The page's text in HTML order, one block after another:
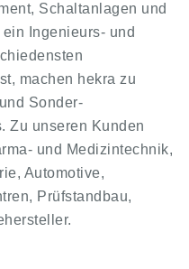
Schaltanlagen und
Ingenieurs- und
machen hekra zu
Sonder-
Zu unseren Kunden
und Medizintechnik,
Automotive,
Prüfstandbau,